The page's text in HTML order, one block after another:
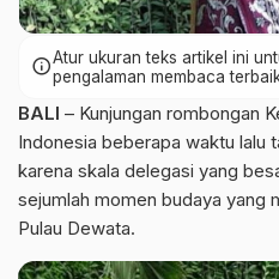
infoAtur ukuran teks artikel ini
pengalaman membaca
BALI – Kunjungan rombongan
Indonesia beberapa waktu lalu
karena skala delegasi yang
sejumlah momen budaya yang
Pulau Dewata.